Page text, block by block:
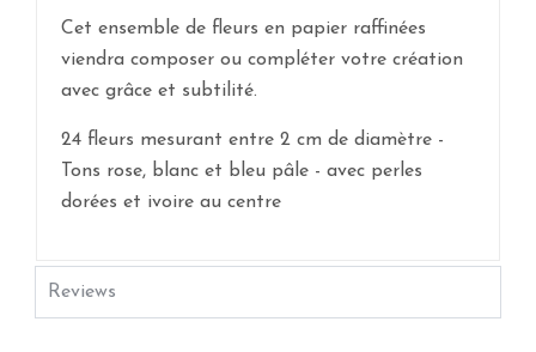
Cet ensemble de fleurs en papier raffinées
viendra composer ou compléter votre création
avec grâce et subtilité.
24 fleurs mesurant entre 2 cm de diamètre -
Tons rose, blanc et bleu pâle - avec perles
dorées et ivoire au centre
Reviews